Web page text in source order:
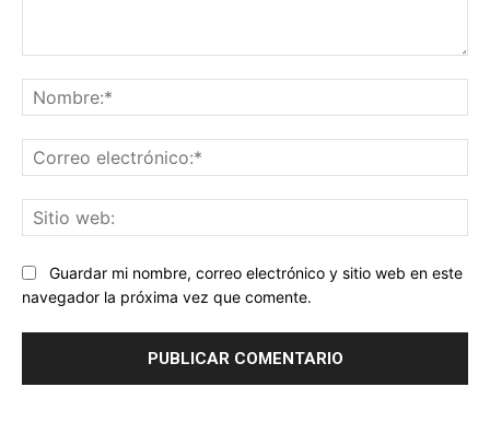
Guardar mi nombre, correo electrónico y sitio web en este
navegador la próxima vez que comente.